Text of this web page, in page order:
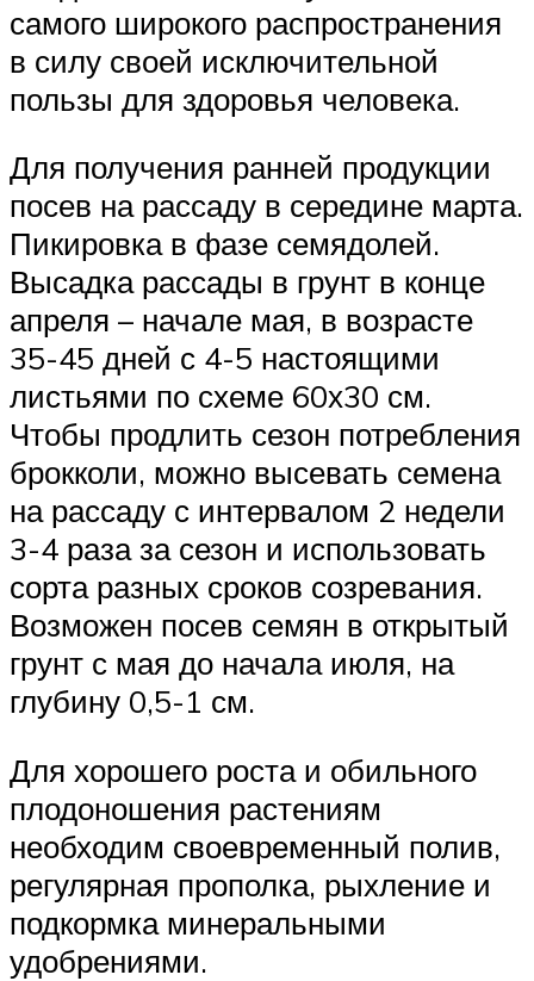
самого широкого распространения
в силу своей исключительной
пользы для здоровья человека.
Для получения ранней продукции
посев на рассаду в середине марта.
Пикировка в фазе семядолей.
Высадка рассады в грунт в конце
апреля – начале мая, в возрасте
35-45 дней с 4-5 настоящими
листьями по схеме 60х30 см.
Чтобы продлить сезон потребления
брокколи, можно высевать семена
на рассаду с интервалом 2 недели
3-4 раза за сезон и использовать
сорта разных сроков созревания.
Возможен посев семян в открытый
грунт с мая до начала июля, на
глубину 0,5-1 см.
Для хорошего роста и обильного
плодоношения растениям
необходим своевременный полив,
регулярная прополка, рыхление и
подкормка минеральными
удобрениями.